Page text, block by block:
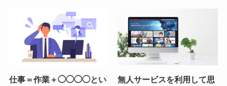
仕事＝作業＋◯◯◯◯とい
無人サービスを利用して思